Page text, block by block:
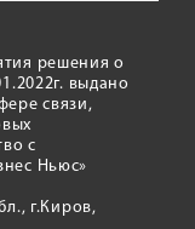
решения о
выдано
связи,
с
Ньюс»
г.Киров,